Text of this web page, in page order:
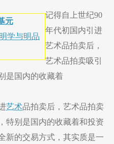
元
明学与明品
记得自上世纪90
年代初国内引进
艺术品拍卖后，
艺术品拍卖吸引
是国内的收藏着
艺术品拍卖后，艺术品拍卖
特别是国内的收藏着和投资
新的交易方式，其实质是一